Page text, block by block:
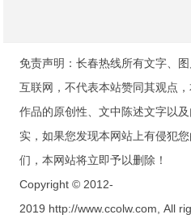
免责声明：长春热线所有文字、
互联网，不代表本站赞同其观点
作品的原创性、文中陈述文字以
实，如果您发现本网站上有侵犯
们，本网站将立即予以删除！
Copyright © 2012-
2019 http://www.ccolw.com, All